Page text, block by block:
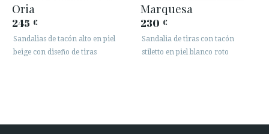
Oria
245 €
Sandalias de tacón alto en piel
beige con diseño de tiras
Marquesa
230 €
Sandalia de tiras con tacón
stiletto en piel blanco roto